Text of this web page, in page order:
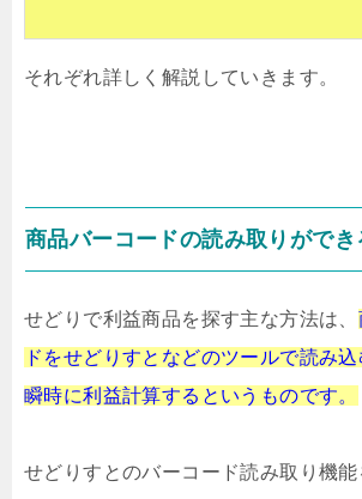
それぞれ詳しく解説していきます。
商品バーコードの読み取りができ
せどりで利益商品を探す主な方法は、
ドをせどりすとなどのツールで読み
瞬時に利益計算するというものです。
せどりすとのバーコード読み取り機